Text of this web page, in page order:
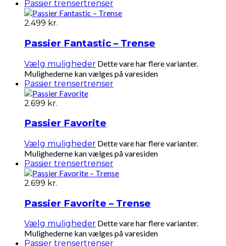
Passier trensertrenser
2.499 kr.
Passier Fantastic – Trense
Vælg muligheder Dette vare har flere varianter.
Mulighederne kan vælges på varesiden
Passier trensertrenser
2.699 kr.
Passier Favorite
Vælg muligheder Dette vare har flere varianter.
Mulighederne kan vælges på varesiden
Passier trensertrenser
2.699 kr.
Passier Favorite – Trense
Vælg muligheder Dette vare har flere varianter.
Mulighederne kan vælges på varesiden
Passier trensertrenser